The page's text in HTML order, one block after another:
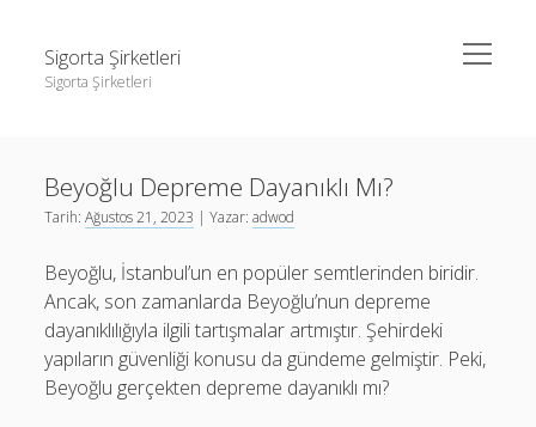
Sigorta Şirketleri
Sigorta Şirketleri
menüyü
aç
Linkedin Takipçi Yükseltme Hilesi
Liste
Sayfa Listesi
Linkedin Takipçi Yükseltme Hilesi
Liste
Sayfa Listesi
Beyoğlu Depreme Dayanıklı Mı?
Tarih:Ağustos 21, 2023 | Yazar:adwod
Beyoğlu, İstanbul’un en popüler semtlerinden biridir.
Ancak, son zamanlarda Beyoğlu’nun depreme
dayanıklılığıyla ilgili tartışmalar artmıştır. Şehirdeki
yapıların güvenliği konusu da gündeme gelmiştir. Peki,
Beyoğlu gerçekten depreme dayanıklı mı?